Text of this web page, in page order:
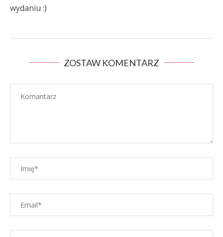
wydaniu :)
ZOSTAW KOMENTARZ